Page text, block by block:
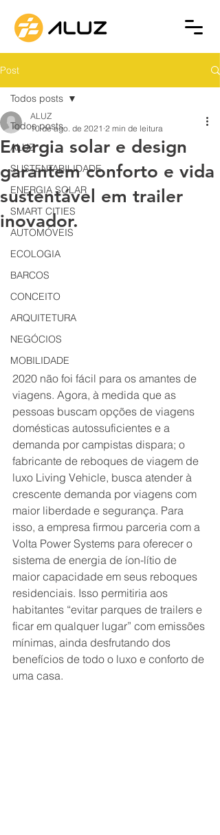
Post
Todos posts
ALUZ
SUSTENTABILIDADE
ENERGIA SOLAR
SMART CITIES
AUTOMÓVEIS
ECOLOGIA
BARCOS
CONCEITO
ARQUITETURA
NEGÓCIOS
MOBILIDADE
Todos posts
Energia solar e design
garantem conforto e vida
sustentável em trailer
inovador.
ALUZ
10 de ago. de 2021 2 min de leitura
2020 não foi fácil para os amantes de
viagens. Agora, à medida que as
pessoas buscam opções de viagens
domésticas autossuficientes e a
demanda por campistas dispara; o
fabricante de reboques de viagem de
luxo Living Vehicle, busca atender à
crescente demanda por viagens com
maior liberdade e segurança. Para
isso, a empresa firmou parceria com a
Volta Power Systems para oferecer o
sistema de energia de íon-lítio de
maior capacidade em seus reboques
residenciais. Isso permitiria aos
habitantes “evitar parques de trailers e
ficar em qualquer lugar” com emissões
mínimas, ainda desfrutando dos
benefícios de todo o luxo e conforto de
uma casa.